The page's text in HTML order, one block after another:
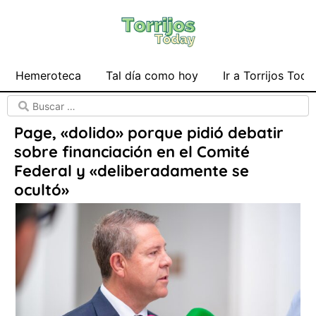
Hemeroteca Tal día como hoy Ir a Torrijos
Page, «dolido» porque pidió debatir
sobre financiación en el Comité
Federal y «deliberadamente se
ocultó»